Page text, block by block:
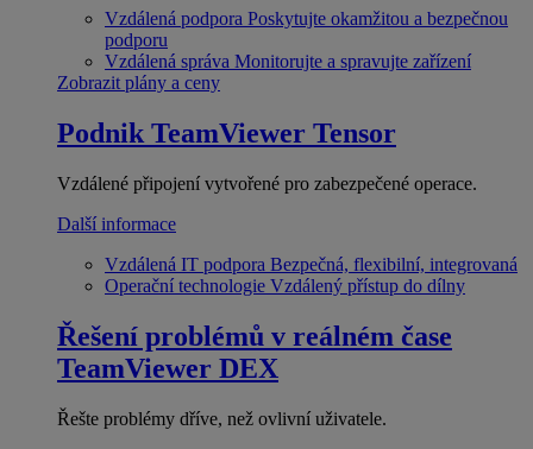
Vzdálená podpora Poskytujte okamžitou a bezpečnou
podporu
Vzdálená správa Monitorujte a spravujte zařízení
Zobrazit plány a ceny
Podnik TeamViewer Tensor
Vzdálené připojení vytvořené pro zabezpečené operace.
Další informace
Vzdálená IT podpora Bezpečná, flexibilní, integrovaná
Operační technologie Vzdálený přístup do dílny
Řešení problémů v reálném čase
TeamViewer DEX
Řešte problémy dříve, než ovlivní uživatele.